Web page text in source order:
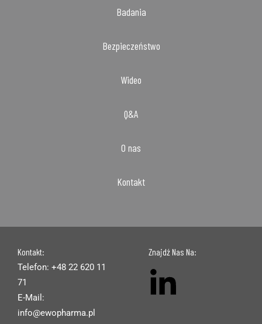
Badania
Bezpieczeństwo
Wideo
Q&A
O nas
Kontakt
Kontakt:
Telefon: +48 22 620 11
71
E-Mail:
info@ewopharma.pl
Znajdź Nas Na: